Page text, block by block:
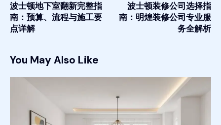
波士顿地下室翻新完整指
南：预算、流程与施工要
点详解
波士顿装修公司选择指
南：明煌装修公司专业服
务全解析
You May Also Like